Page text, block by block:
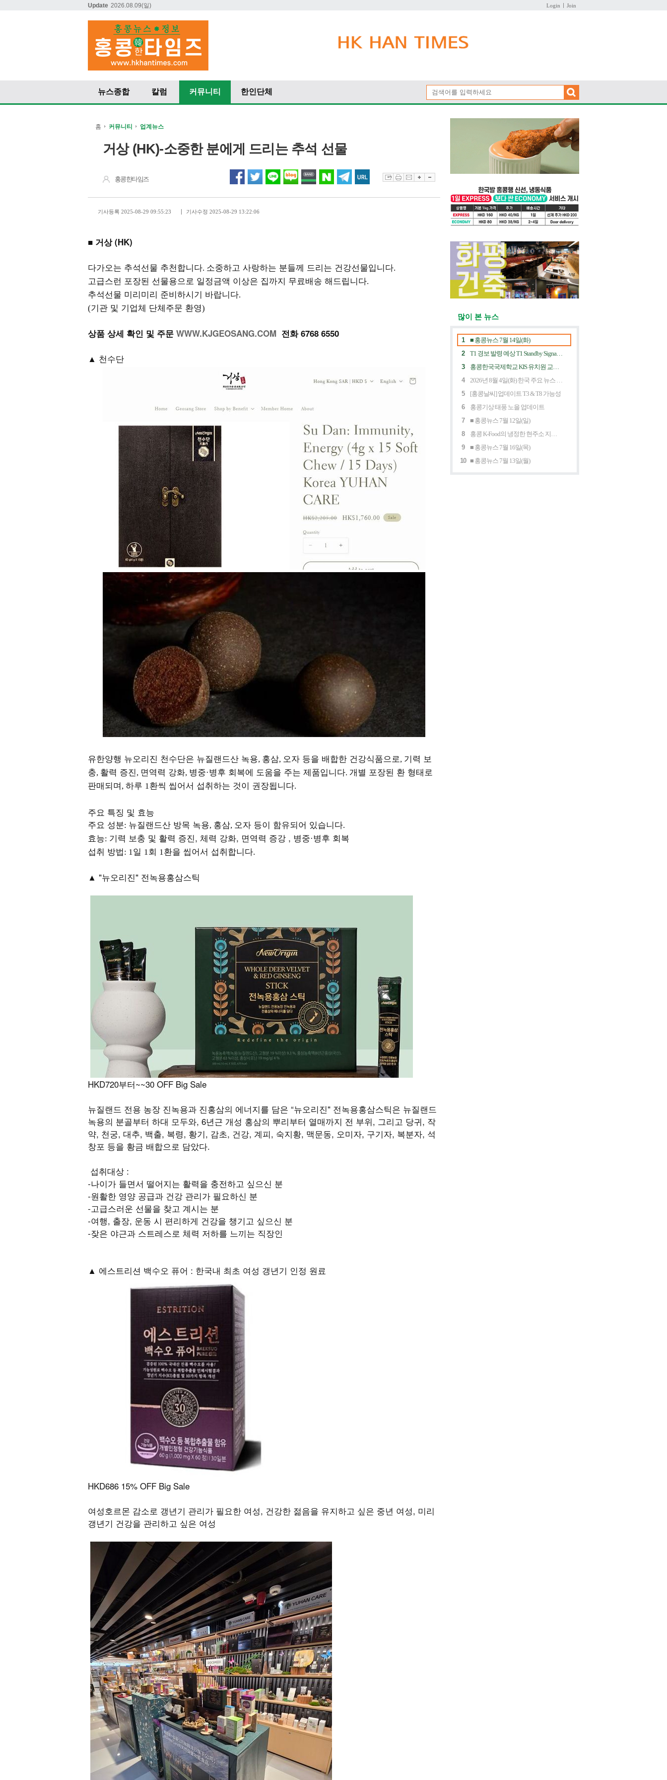
Login Join
Update 2026.08.09(일)
뉴스종합 칼럼 커뮤니티 한인단체
홈 커뮤니티 업계뉴스
거상 (HK)-소중한 분에게 드리는 추석 선물
홍콩한타임즈
기사등록 2025-08-29 09:55:23 기사수정 2025-08-29 13:22:06
■ 거상 (HK)
다가오는 추석선물 추천합니다. 소중하고 사랑하는 분들께 드리는 건강선물입니다.
고급스런 포장된 선물용으로 일정금액 이상은 집까지 무료배송 해드립니다.
추석선물 미리미리 준비하시기 바랍니다.
(기관 및 기업체 단체주문 환영)
상품 상세 확인 및 주문 WWW.KJGEOSANG.COM 전화6768 6550
▲ 천수단
유한양행 뉴오리진 천수단은 뉴질랜드산 녹용, 홍삼, 오자 등을 배합한 건강식품으로, 기력 보
충, 활력 증진, 면역력 강화, 병중·병후 회복에 도움을 주는 제품입니다. 개별 포장된 환 형태로
판매되며, 하루 1 환씩 씹어서 섭취하는 것이 권장됩니다.
주요 특징 및 효능
주요 성분: 뉴질랜드산 방목 녹용, 홍삼, 오자 등이 함유되어 있습니다.
효능: 기력 보충 및 활력 증진, 체력 강화, 면역력 증강 , 병중·병후 회복
섭취 방법: 1 일 1 회 1 환을 씹어서 섭취합니다.
▲ "뉴오리진" 전녹용홍삼스틱
HKD720부터~~30 OFF Big Sale
뉴질랜드 전용 농장 진녹용과 진홍삼의 에너지를 담은 “뉴오리진" 전녹용홍삼스틱은 뉴질랜드
녹용의 분골부터 하대 모두와, 6년근 개성 홍삼의 뿌리부터 열매까지 전 부위, 그리고 당귀, 작
약, 천궁, 대추, 백출, 복령, 황기, 감초, 건강, 계피, 숙지황, 맥문동, 오미자, 구기자, 복분자, 석
창포 등을 황금 배합으로 담았다.
섭취대상 :
-나이가 들면서 떨어지는 활력을 충전하고 싶으신 분
-원활한 영양 공급과 건강 관리가 필요하신 분
-고급스러운 선물을 찾고 계시는 분
-여행, 출장, 운동 시 편리하게 건강을 챙기고 싶으신 분
-잦은 야근과 스트레스로 체력 저하를 느끼는 직장인
▲ 에스트리션 백수오 퓨어 : 한국내 최초 여성 갱년기 인정 원료
HKD686 15% OFF Big Sale
여성호르몬 감소로 갱년기 관리가 필요한 여성, 건강한 젊음을 유지하고 싶은 중년 여성, 미리
갱년기 건강을 관리하고 싶은 여성
많이 본 뉴스
1
■ 홍콩뉴스 7월 14일(화)
2
3
4
5
[홍콩날씨] 업데이트 T3 & T8 가능성
6
홍콩기상 태풍 노을 업데이트
7
■ 홍콩뉴스 7월 12일(일)
8
9
■ 홍콩뉴스 7월 16일(목)
10 ■ 홍콩뉴스 7월 13일(월)